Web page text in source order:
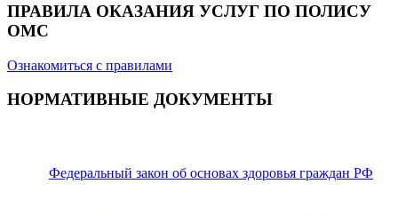
ПРАВИЛА ОКАЗАНИЯ УСЛУГ ПО ПОЛИСУ
ОМС
Ознакомиться с правилами
НОРМАТИВНЫЕ ДОКУМЕНТЫ
Федеральный закон об основах здоровья граждан РФ